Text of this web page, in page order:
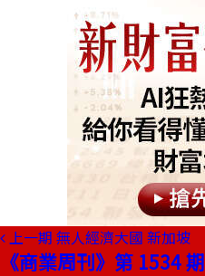
上一期 無人經濟大國 新加坡
《商業周刊》第 1534 期